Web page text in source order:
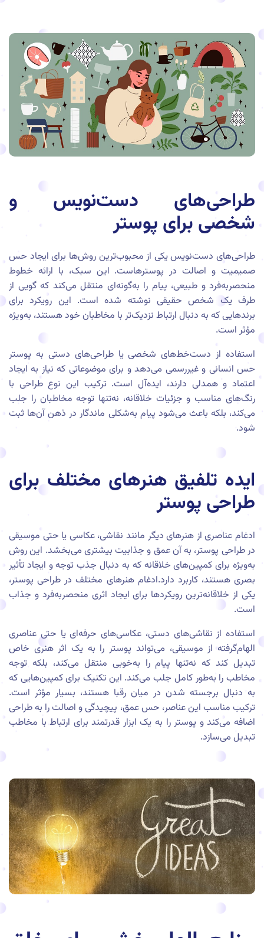
طراحی‌های دست‌نویس و
شخصی برای پوستر
طراحی‌های دست‌نویس یکی از محبوب‌ترین روش‌ها برای ایجاد حس
صمیمیت و اصالت در پوسترهاست. این سبک، با ارائه خطوط
منحصر‌به‌فرد و طبیعی، پیام را به‌گونه‌ای منتقل می‌کند که گویی از
طرف یک شخص حقیقی نوشته شده است. این رویکرد برای
برندهایی که به دنبال ارتباط نزدیک‌تر با مخاطبان خود هستند، به‌ویژه
مؤثر است.
استفاده از دست‌خط‌های شخصی یا طراحی‌های دستی به پوستر
حس انسانی و غیررسمی می‌دهد و برای موضوعاتی که نیاز به ایجاد
اعتماد و همدلی دارند، ایده‌آل است. ترکیب این نوع طراحی با
رنگ‌های مناسب و جزئیات خلاقانه، نه‌تنها توجه مخاطبان را جلب
می‌کند، بلکه باعث می‌شود پیام به‌شکلی ماندگار در ذهن آن‌ها ثبت
شود.
ایده تلفیق هنرهای مختلف برای
طراحی پوستر
ادغام عناصری از هنرهای دیگر مانند نقاشی، عکاسی یا حتی موسیقی
در طراحی پوستر، به آن عمق و جذابیت بیشتری می‌بخشد. این روش
به‌ویژه برای کمپین‌های خلاقانه که به دنبال جذب توجه و ایجاد تأثیر
بصری هستند، کاربرد دارد.ادغام هنرهای مختلف در طراحی پوستر،
یکی از خلاقانه‌ترین رویکردها برای ایجاد اثری منحصر‌به‌فرد و جذاب
است.
استفاده از نقاشی‌های دستی، عکاسی‌های حرفه‌ای یا حتی عناصری
الهام‌گرفته از موسیقی، می‌تواند پوستر را به یک اثر هنری خاص
تبدیل کند که نه‌تنها پیام را به‌خوبی منتقل می‌کند، بلکه توجه
مخاطب را به‌طور کامل جلب می‌کند. این تکنیک برای کمپین‌هایی که
به دنبال برجسته شدن در میان رقبا هستند، بسیار مؤثر است.
ترکیب مناسب این عناصر، حس عمق، پیچیدگی و اصالت را به طراحی
اضافه می‌کند و پوستر را به یک ابزار قدرتمند برای ارتباط با مخاطب
تبدیل می‌سازد.